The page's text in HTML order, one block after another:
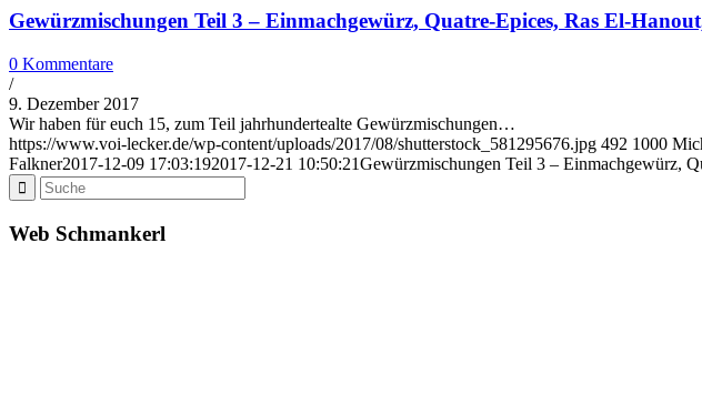
Gewürzmischungen Teil 3 – Einmachgewürz, Quatre-Epices, Ras El-
0 Kommentare
/
9. Dezember 2017
Wir haben für euch 15, zum Teil jahrhundertealte Gewürzmischungen…
https://www.voi-lecker.de/wp-content/uploads/2017/08/shutterstock_581295676.jpg 492 1000
Falkner2017-12-09 17:03:192017-12-21 10:50:21Gewürzmischungen Teil 3 – Einmachgewürz,
Web Schmankerl